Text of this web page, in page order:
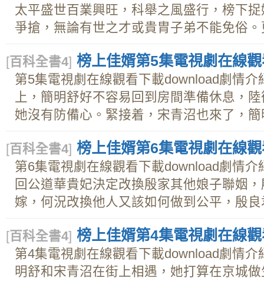
太平盛世百業興旺，科舉之風盛行，榜下
爭搶，無論有世之才或貴胄子弟不能免俗
[百科全書4] 榜上佳婿第5集電視劇在線
第5集電視劇在線觀看下載download劇情
上，簡明舒好不容易回到房間準備休息，
她沒有防備心。緊接着，宋青沼也來了，
[百科全書4] 榜上佳婿第6集電視劇在線
第6集電視劇在線觀看下載download劇情
回公道華貴妃決定改換殷家其他娘子聯姻
嫁，何況改換他人又該如何做到公平，殷
[百科全書4] 榜上佳婿第4集電視劇在線
第4集電視劇在線觀看下載download劇情
明舒和宋青沼在街上相遇，她打算在京城